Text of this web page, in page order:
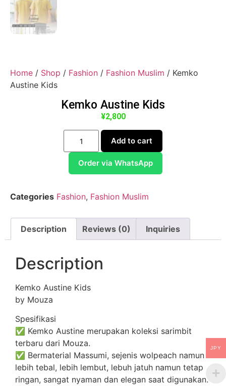
Home / Shop / Fashion / Fashion Muslim / Kemko
Austine Kids
Kemko Austine Kids
¥2,800
Add to cart
Order via WhatsApp
Categories Fashion, Fashion Muslim
Description Reviews (0) Inquiries
Description
Kemko Austine Kids
by Mouza
Spesifikasi
✅ Kemko Austine merupakan koleksi sarimbit
terbaru dari Mouza.
✅ Bermaterial Massumi, sejenis wolpeach namun
lebih tebal, lebih lembut, lebuh jatuh namun tetap
ringan, sangat nyaman dan elegan saat digunakan.
JPY